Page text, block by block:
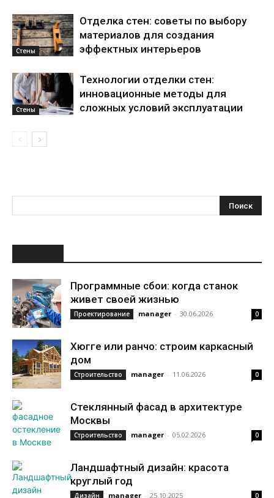
Стены
Отделка стен: советы по выбору
материалов для создания
эффектных интерьеров
Стены
Технологии отделки стен:
инновационные методы для
сложных условий эксплуатации
Программные сбои: когда станок
живет своей жизнью
Проектирование manager - 30.06.2026 0
Хюгге или ранчо: строим каркасный
дом
Строительство manager - 11.06.2026 0
Стеклянный фасад в архитектуре
Москвы
Строительство manager - 05.02.2026 0
Ландшафтный дизайн: красота
круглый год
Дизайн manager - 25.10.2025 0